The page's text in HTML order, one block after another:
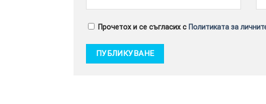
Прочетох и се съгласих с Политиката за